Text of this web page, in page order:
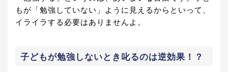
もが「勉強していない」ように見えるからといって、
イライラする必要はありませんよ。
子どもが勉強しないとき叱るのは逆効果！？